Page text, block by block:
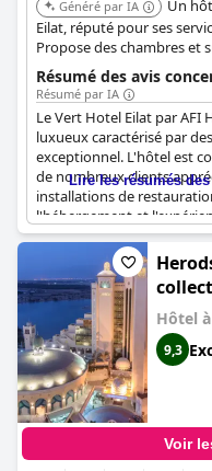
Généré par IA
Un
Eilat, réputé pour ses
Propose des chambres et
un complexe spa, un club
élevées.
Résumé des avis
Résumé par IA
Le Vert Hotel Eilat par AFI
luxueux caractérisé par
exceptionnel. L'hôtel est
de nombreux clients
installations de
l'hébergement et
parfaits, avec toutes les
s'attendre d'un
occasionnelles, le
offre une escapade de
premier ordre et une salle
Lire les résumés
Hôtel à
9,3
Voir